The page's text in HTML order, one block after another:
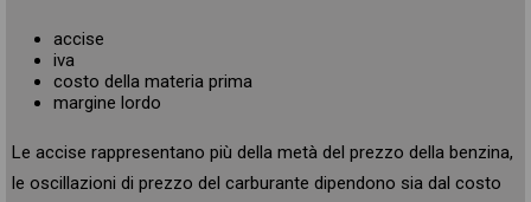
accise
iva
costo della materia prima
margine lordo
Le accise rappresentano più della metà del prezzo della benzina,
le oscillazioni di prezzo del carburante dipendono sia dal costo